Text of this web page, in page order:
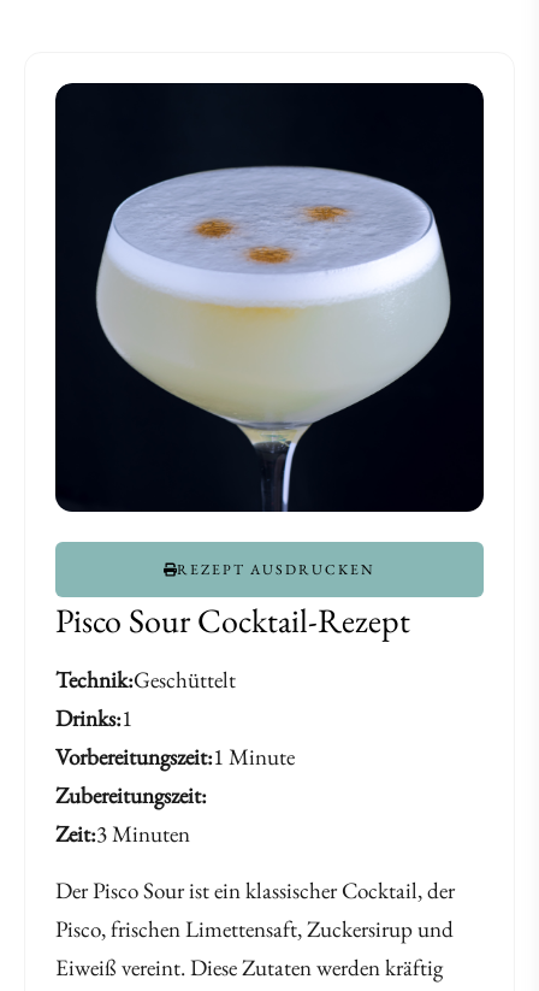
Pisco Sour Cocktail-Rezept
Technik Geschüttelt
Drinks 1
Vorbereitungszeit 1 Minute
Zubereitungszeit
Zeit 3 Minuten
Der Pisco Sour ist ein klassischer Cocktail, der
Pisco, frischen Limettensaft, Zuckersirup und
Eiweiß vereint. Diese Zutaten werden kräftig
REZEPT AUSDRUCKEN